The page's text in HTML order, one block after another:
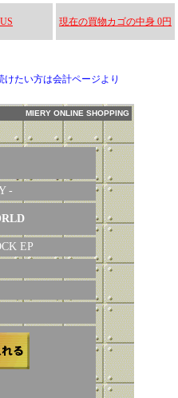
現在の買物カゴの中身 0円
たい方は会計ページより
MIERY ONLINE SHOPPING
-
EP